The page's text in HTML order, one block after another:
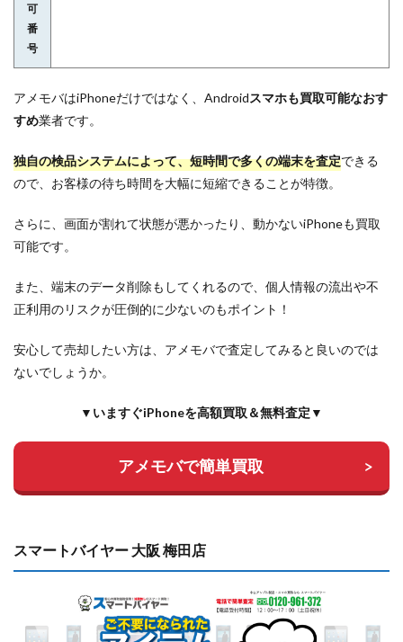
可
番
号
アメモバはiPhoneだけではなく、Androidスマホも買取可能なおす
すめ業者です。
独自の検品システムによって、短時間で多くの端末を査定できる
ので、お客様の待ち時間を大幅に短縮できることが特徴。
さらに、画面が割れて状態が悪かったり、動かないiPhoneも買取
可能です。
また、端末のデータ削除もしてくれるので、個人情報の流出や不
正利用のリスクが圧倒的に少ないのもポイント！
安心して売却したい方は、アメモバで査定してみると良いのでは
ないでしょうか。
▼いますぐiPhoneを高額買取＆無料査定▼
アメモバで簡単買取
スマートバイヤー 大阪 梅田店